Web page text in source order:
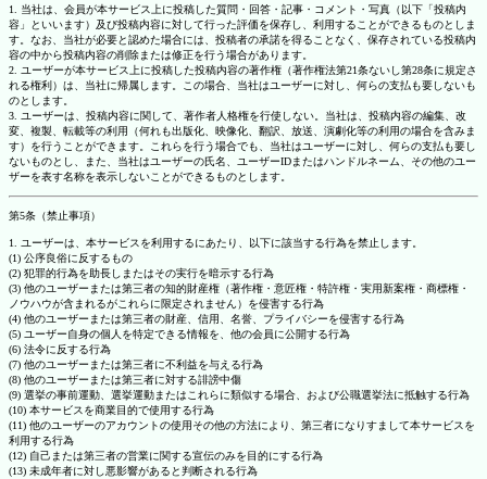
1. 当社は、会員が本サービス上に投稿した質問・回答・記事・コメント・写真（以下「投稿内
容」といいます）及び投稿内容に対して行った評価を保存し、利用することができるものとしま
す。なお、当社が必要と認めた場合には、投稿者の承諾を得ることなく、保存されている投稿内
容の中から投稿内容の削除または修正を行う場合があります。
2. ユーザーが本サービス上に投稿した投稿内容の著作権（著作権法第21条ないし第28条に規定さ
れる権利）は、当社に帰属します。この場合、当社はユーザーに対し、何らの支払も要しないも
のとします。
3. ユーザーは、投稿内容に関して、著作者人格権を行使しない。当社は、投稿内容の編集、改
変、複製、転載等の利用（何れも出版化、映像化、翻訳、放送、演劇化等の利用の場合を含みま
す）を行うことができます。これらを行う場合でも、当社はユーザーに対し、何らの支払も要し
ないものとし、また、当社はユーザーの氏名、ユーザーIDまたはハンドルネーム、その他のユー
ザーを表す名称を表示しないことができるものとします。
第5条（禁止事項）
1. ユーザーは、本サービスを利用するにあたり、以下に該当する行為を禁止します。
(1) 公序良俗に反するもの
(2) 犯罪的行為を助長しまたはその実行を暗示する行為
(3) 他のユーザーまたは第三者の知的財産権（著作権・意匠権・特許権・実用新案権・商標権・
ノウハウが含まれるがこれらに限定されません）を侵害する行為
(4) 他のユーザーまたは第三者の財産、信用、名誉、プライバシーを侵害する行為
(5) ユーザー自身の個人を特定できる情報を、他の会員に公開する行為
(6) 法令に反する行為
(7) 他のユーザーまたは第三者に不利益を与える行為
(8) 他のユーザーまたは第三者に対する誹謗中傷
(9) 選挙の事前運動、選挙運動またはこれらに類似する場合、および公職選挙法に抵触する行為
(10) 本サービスを商業目的で使用する行為
(11) 他のユーザーのアカウントの使用その他の方法により、第三者になりすまして本サービスを
利用する行為
(12) 自己または第三者の営業に関する宣伝のみを目的にする行為
(13) 未成年者に対し悪影響があると判断される行為